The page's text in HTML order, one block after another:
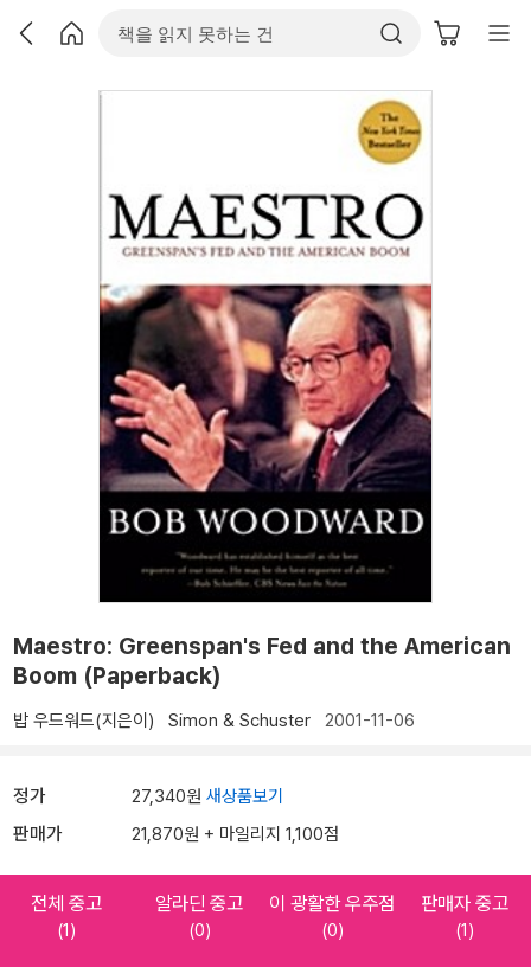
Maestro: Greenspan's Fed and the American
Boom (Paperback)
밥 우드워드(지은이) Simon & Schuster 2001-11-06
정가 27,340원 새상품보기
판매가 21,870원 + 마일리지 1,100점
전체 중고
(1)
알라딘 중고
(0)
이 광활한 우주점
(0)
판매자 중고
(1)